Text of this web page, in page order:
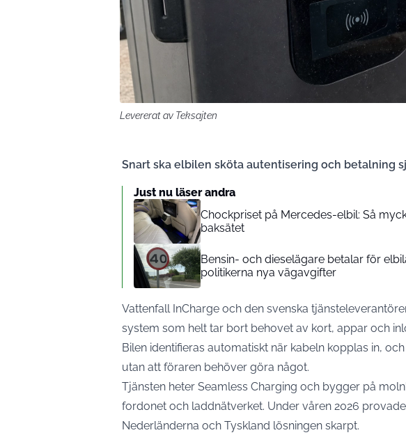
Levererat av Teksajten
Snart ska elbilen sköta autentisering och betalning
Just nu läser andra
Chockpriset på Mercedes-elbil: Så
baksätet
Bensin- och dieselägare betalar för
politikerna nya vägavgifter
Vattenfall InCharge och den svenska
system som helt tar bort behovet av kort, appar och
Bilen identifieras automatiskt när kabeln kopplas in,
utan att föraren behöver göra något.
Tjänsten heter Seamless Charging och bygger på
fordonet och laddnätverket. Under våren 2026 provade
Nederländerna och Tyskland lösningen skarpt.